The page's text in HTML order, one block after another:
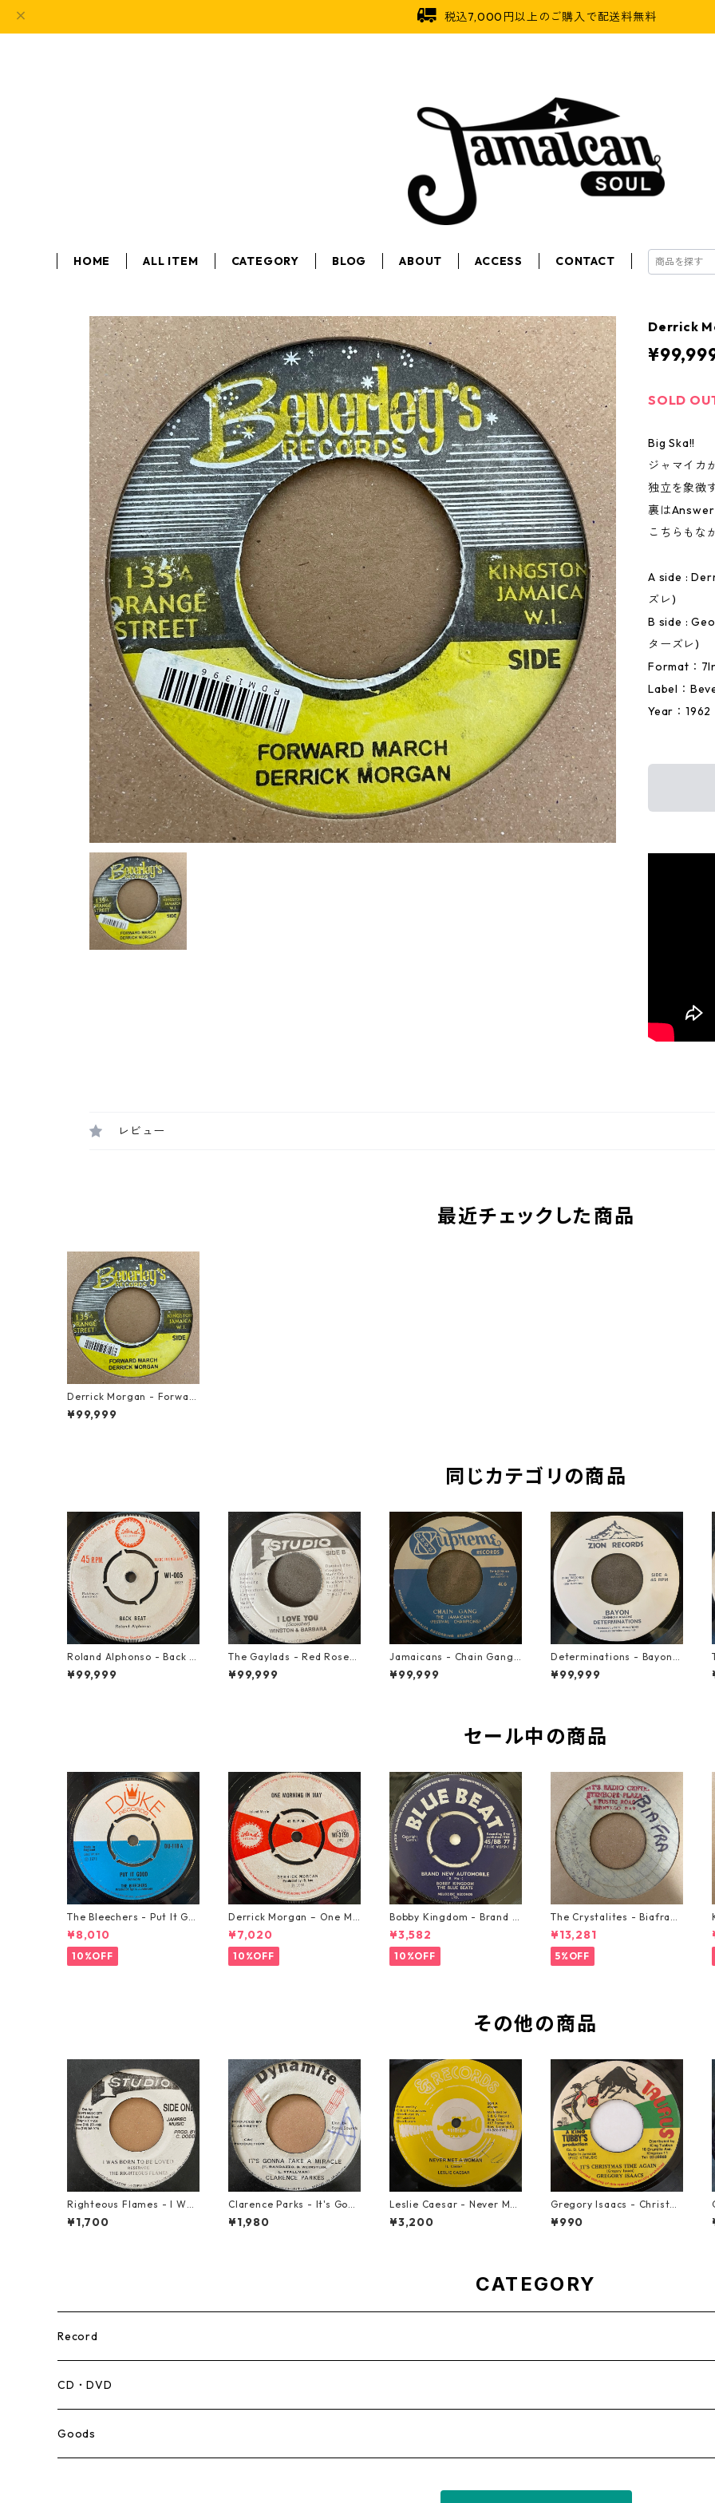
税込7,000円以上のご購入で配送料無料
HOME ALL ITEM CATEGORY BLOG ABOUT ACCESS CONTACT
Derrick
SOLD
Big Ska!!
ジャマイカ
独立を象徴
裏は
こちらもな
A side :
ズレ)
B side :
ターズレ)
Format：
Label：
Year：1962
レビュー
最近チェックした商品
Derrick Morgan - Forwar
d March【7-21461】
¥99,999
同じカテゴリの商品
Roland Alphonso - Back B
eat【7-21909】
¥99,999
The Gaylads - Red Rose
【7-21853】
¥99,999
Jamaicans - Chain Gang
【7-21911】
¥99,999
Determinations - Bayon
【7-21865】
¥99,999
セール中の商品
The Bleechers - Put It Go
od 【7-21637】
¥8,010
10%OFF
Derrick Morgan – One Mo
rning In May【7-21653】
¥7,020
10%OFF
Bobby Kingdom - Brand N
ew Automobile【7-2088
9】
¥3,582
10%OFF
The Crystalites - Biafra
【7-21293】
¥13,281
5%OFF
その他の商品
Righteous Flames - I Was
Born To Be Loved【7-2119
1】
¥1,700
Clarence Parks - It's Gonn
a Take A Miracle【7-2109
6】
¥1,980
Leslie Caesar - Never Met
A Woman【12-50067】
¥3,200
Gregory Isaacs - Christm
as Time Once Again【7-2
0589】
¥990
CATEGORY
Record
Mento,Calypso,Ballad
Ska
CD・DVD
Goods